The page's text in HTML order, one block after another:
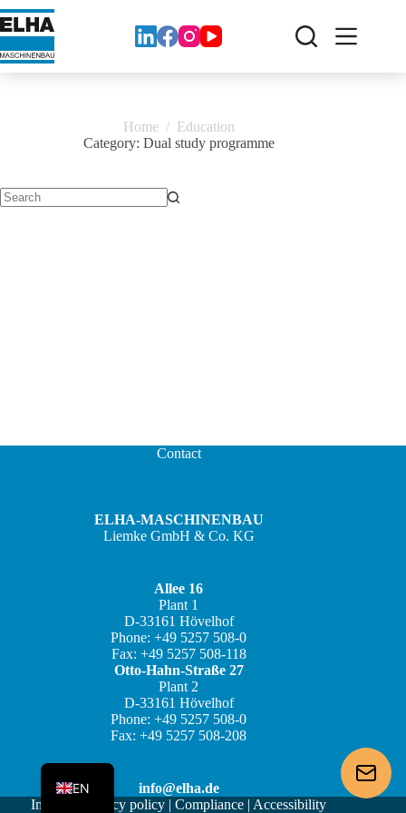
Zum
Inhalt
springen
Home / Education
Category: Dual study programme
Contact
ELHA-MASCHINENBAU
Liemke GmbH & Co. KG
Allee 16
Plant 1
D-33161 Hövelhof
Phone: +49 5257 508-0
Fax: +49 5257 508-118
Otto-Hahn-Straße 27
Plant 2
D-33161 Hövelhof
Phone: +49 5257 508-0
Fax: +49 5257 508-208
info@elha.de
Imprint
Privacy policy |Compliance | Accessibility
EN